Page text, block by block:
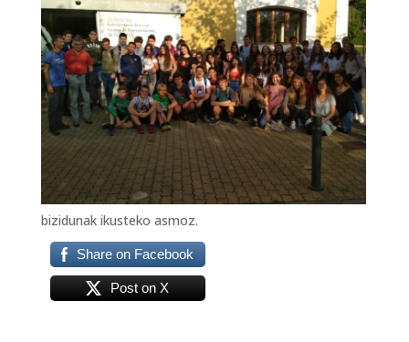
bizidunak ikusteko asmoz.
Share on Facebook
Post on X